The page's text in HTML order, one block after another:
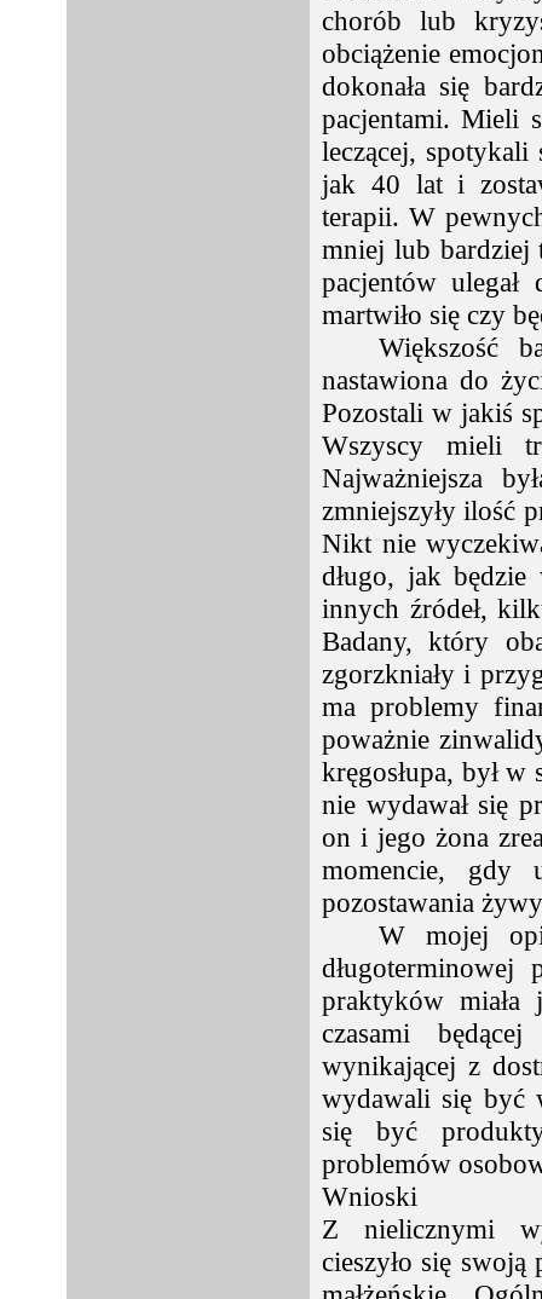
chorób lub
obciążenie
dokonała się
pacjentami. Mieli
leczącej, spotykali
jak 40 lat i
terapii. W
mniej lub bardziej
pacjentów
martwiło się czy
Większość
nastawiona do
Pozostali w jakiś
Wszyscy mieli
Najważniejsza
zmniejszyły ilość
Nikt nie
długo, jak
innych źródeł,
Badany, który
zgorzkniały i
ma problemy
poważnie
kręgosłupa, był
nie wydawał się
on i jego żona
momencie, gdy
pozostawania
W mojej
długoterminowej
praktyków miała
czasami
wynikającej z
wydawali się być
się być
problemów
Wnioski
Z nielicznymi
cieszyło się